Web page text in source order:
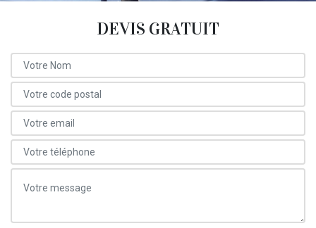
DEVIS GRATUIT